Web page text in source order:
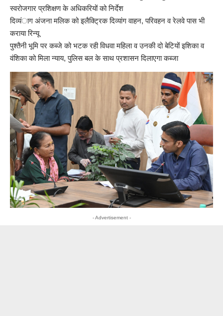
स्वरोजगार प्रशिक्षण के अधिकरियों को निर्देश
दिव्यंाग अंजना मलिक को इलैक्ट्रिक दिव्यांग वाहन, परिवहन व रेलवे पास भी
कराया रिन्यू
पुश्तैनी भूमि पर कब्जे को भटक रही विधवा महिला व उनकी दो बेटियों इशिका व
वंशिका को मिला न्याय, पुलिस बल के साथ प्रशासन दिलाएगा कब्जा
- Advertisement -